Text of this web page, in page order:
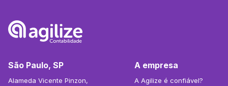
São Paulo, SP
Alameda Vicente Pinzon,
A empresa
A Agilize é confiável?